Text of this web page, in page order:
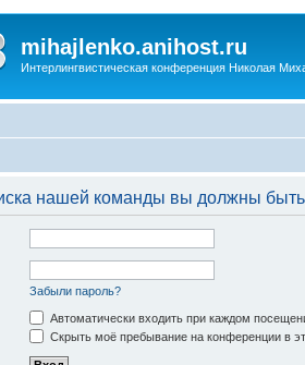
mihajlenko.anihost.ru
Интерлингвистическая конференция Николая
нашей команды вы должны
Забыли пароль?
Автоматически входить при каждом
Скрыть моё пребывание на конференции в